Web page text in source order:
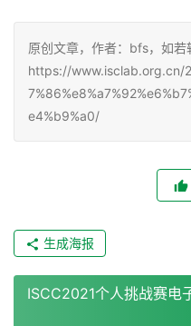
原创文章，作者：bfs，如若
https://www.isclab.org.cn/
e4%b9%a0/
生成海报
ISCC2021个人挑战赛电